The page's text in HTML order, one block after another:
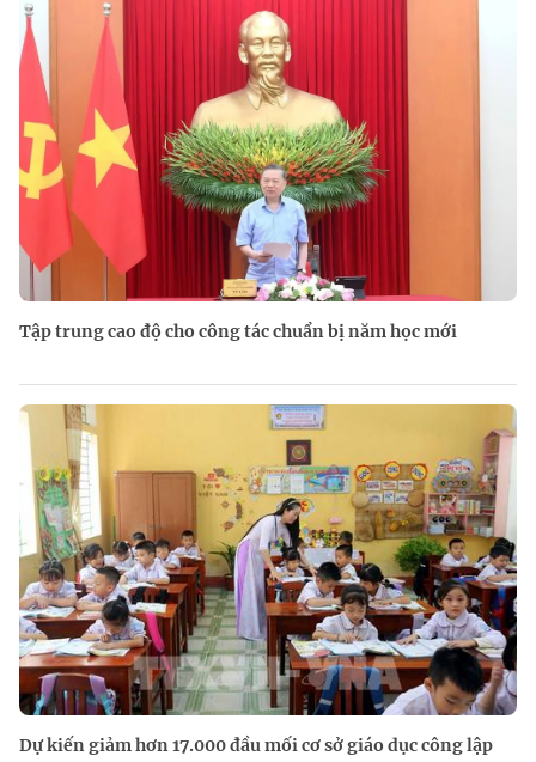
Tập trung cao độ cho công tác chuẩn bị năm học mới
Dự kiến giảm hơn 17.000 đầu mối cơ sở giáo dục công lập